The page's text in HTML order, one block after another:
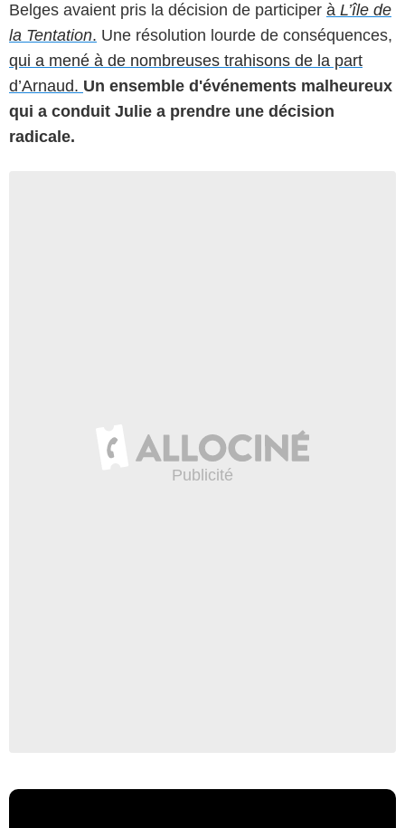
Belges avaient pris la décision de participer à L’île de
la Tentation. Une résolution lourde de conséquences,
qui a mené à de nombreuses trahisons de la part
d’Arnaud. Un ensemble d'événements malheureux
qui a conduit Julie a prendre une décision
radicale.